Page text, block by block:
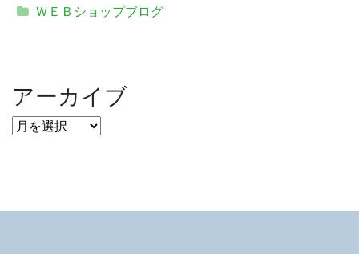
ＷＥＢショップブログ
アーカイブ
ア